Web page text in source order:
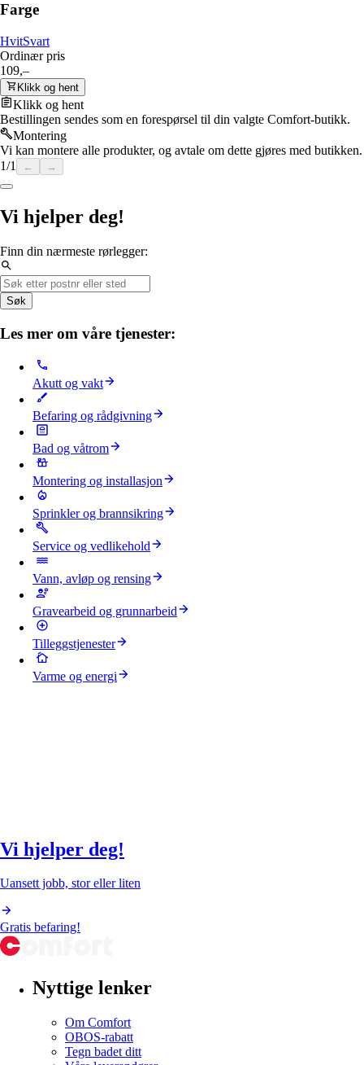
Farge
HvitSvart
Ordinær pris
109,–
Klikk og hent
Klikk og hent
Bestillingen sendes som en forespørsel til din valgte Comfort-butikk.
Montering
Vi kan montere alle produkter, og avtale om dette gjøres med butikken.
1/1 ← →
Vi hjelper deg!
Finn din nærmeste rørlegger:
Søk
Les mer om våre tjenester:
Akutt og vakt
Befaring og rådgivning
Bad og våtrom
Montering og installasjon
Sprinkler og brannsikring
Service og vedlikehold
Vann, avløp og rensing
Gravearbeid og grunnarbeid
Tilleggstjenester
Varme og energi
Vi hjelper deg!
Uansett jobb, stor eller liten
Gratis befaring!
Nyttige lenker
Om Comfort
OBOS-rabatt
Tegn badet ditt